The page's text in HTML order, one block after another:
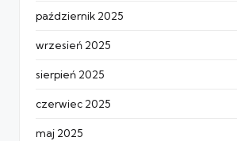
październik 2025
wrzesień 2025
sierpień 2025
czerwiec 2025
maj 2025